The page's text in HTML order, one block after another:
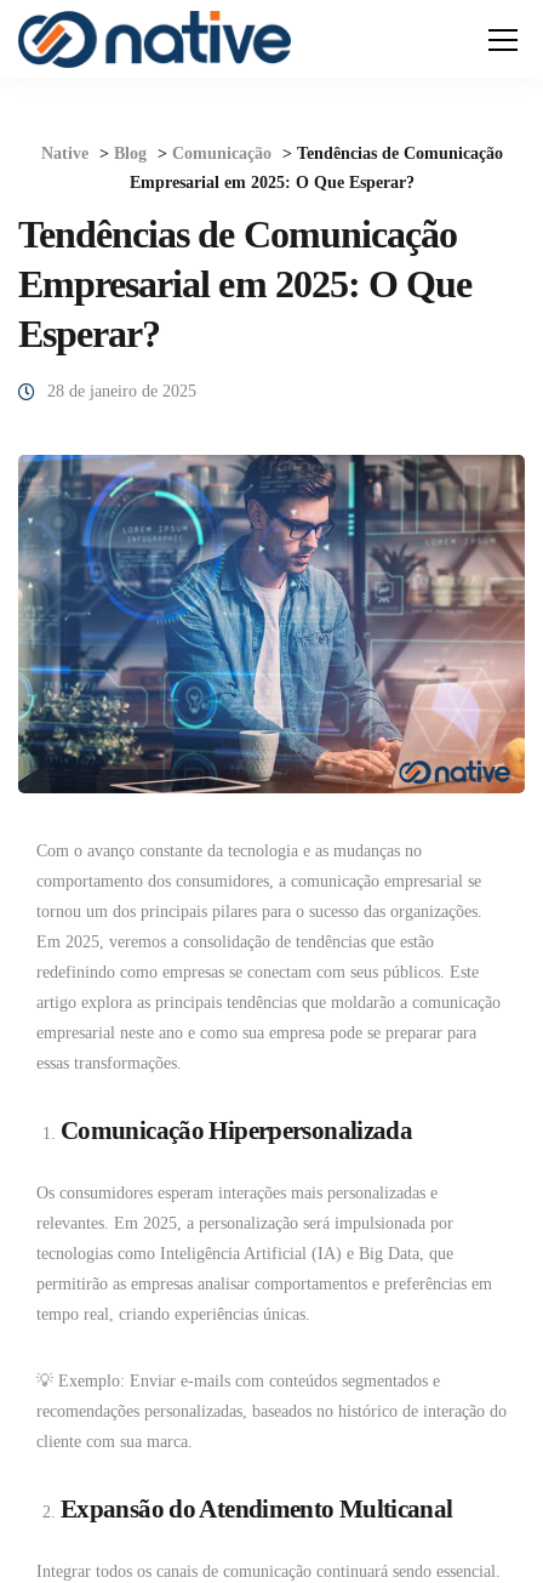
Native > Blog > Comunicação > Tendências de Comunicação
Empresarial em 2025: O Que Esperar?
Tendências de Comunicação
Empresarial em 2025: O Que
Esperar?
28 de janeiro de 2025
Com o avanço constante da tecnologia e as mudanças no
comportamento dos consumidores, a comunicação empresarial se
tornou um dos principais pilares para o sucesso das organizações.
Em 2025, veremos a consolidação de tendências que estão
redefinindo como empresas se conectam com seus públicos. Este
artigo explora as principais tendências que moldarão a comunicação
empresarial neste ano e como sua empresa pode se preparar para
essas transformações.
Comunicação Hiperpersonalizada
Os consumidores esperam interações mais personalizadas e
relevantes. Em 2025, a personalização será impulsionada por
tecnologias como Inteligência Artificial (IA) e Big Data, que
permitirão as empresas analisar comportamentos e preferências em
tempo real, criando experiências únicas.
💡 Exemplo: Enviar e-mails com conteúdos segmentados e
recomendações personalizadas, baseados no histórico de interação do
cliente com sua marca.
Expansão do Atendimento Multicanal
Integrar todos os canais de comunicação continuará sendo essencial.